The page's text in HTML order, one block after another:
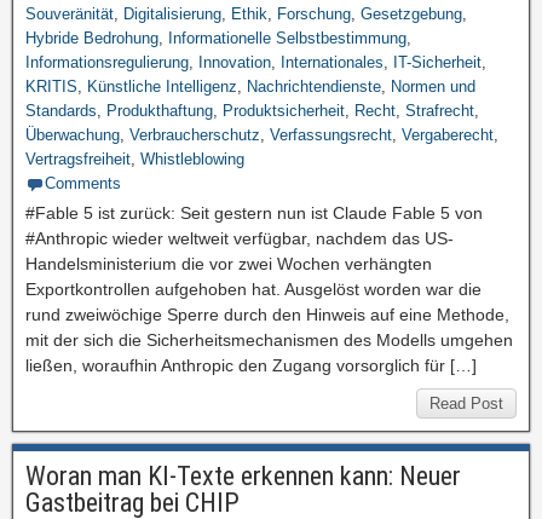
Souveränität, Digitalisierung, Ethik, Forschung, Gesetzgebung,
Hybride Bedrohung, Informationelle Selbstbestimmung,
Informationsregulierung, Innovation, Internationales, IT-Sicherheit,
KRITIS, Künstliche Intelligenz, Nachrichtendienste, Normen und
Standards, Produkthaftung, Produktsicherheit, Recht, Strafrecht,
Überwachung, Verbraucherschutz, Verfassungsrecht, Vergaberecht,
Vertragsfreiheit, Whistleblowing
Comments
#Fable 5 ist zurück: Seit gestern nun ist Claude Fable 5 von
#Anthropic wieder weltweit verfügbar, nachdem das US-
Handelsministerium die vor zwei Wochen verhängten
Exportkontrollen aufgehoben hat. Ausgelöst worden war die
rund zweiwöchige Sperre durch den Hinweis auf eine Methode,
mit der sich die Sicherheitsmechanismen des Modells umgehen
ließen, woraufhin Anthropic den Zugang vorsorglich für […]
Read Post
Woran man KI-Texte erkennen kann: Neuer
Gastbeitrag bei CHIP